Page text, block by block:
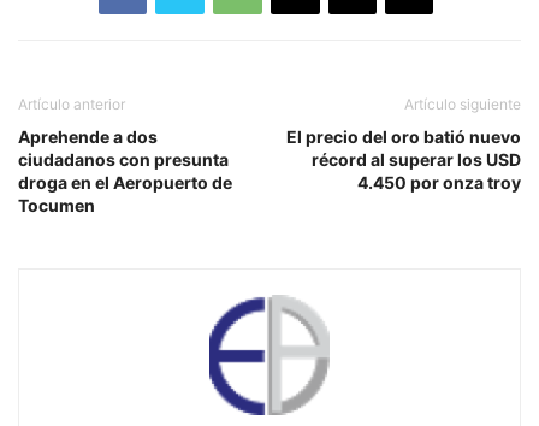
Artículo anterior
Aprehende a dos
ciudadanos con presunta
droga en el Aeropuerto de
Tocumen
Artículo siguiente
El precio del oro batió nuevo
récord al superar los USD
4.450 por onza troy